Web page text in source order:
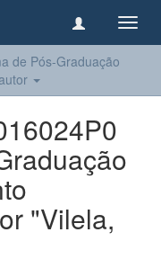
de Pós-Graduação
"Vilela,